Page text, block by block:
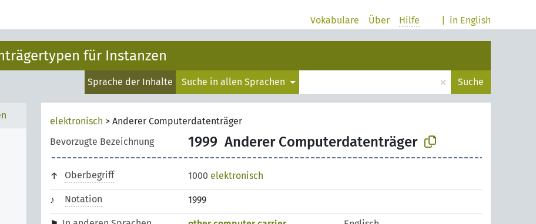
in English
Vokabulare Über Hilfe
für Instanzen
Sprache der Inhalte Suche in allen Sprachen × Suche
elektronisch > Anderer Computerdatenträger
Bevorzugte Bezeichnung
1999 Anderer Computerdatenträger
Oberbegriff 1000 elektronisch
Notation 1999